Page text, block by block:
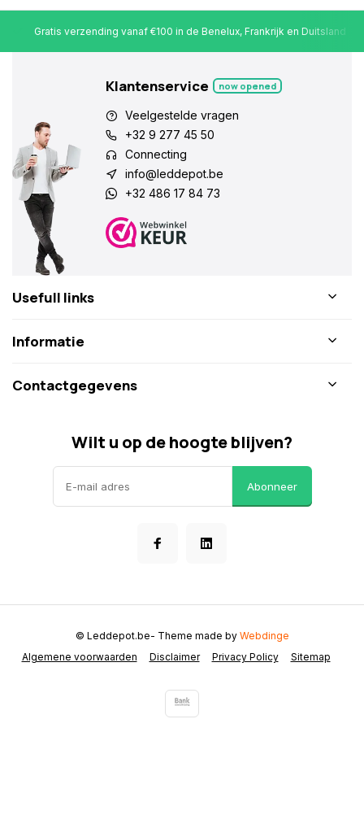
Gratis verzending vanaf €100 in de Benelux, Frankrijk en Duitsland
Klantenservice now opened
Veelgestelde vragen
+32 9 277 45 50
Connecting
info@leddepot.be
+32 486 17 84 73
Usefull links
Informatie
Contactgegevens
Wilt u op de hoogte blijven?
Abonneer
Algemene voorwaarden Disclaimer Privacy Policy Sitemap
© Leddepot.be- Theme made by Webdinge